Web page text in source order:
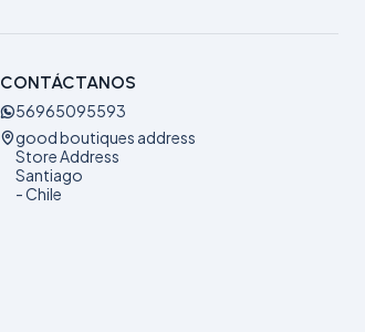
CONTÁCTANOS
56965095593
good boutiques address
Store Address
Santiago
- Chile